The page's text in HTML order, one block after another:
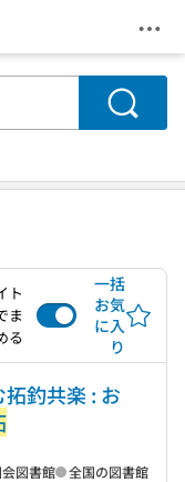
メ
検索
ト
ま
る
一括
お気
に入
り
釣共楽 : お
図書館 全国の図書館